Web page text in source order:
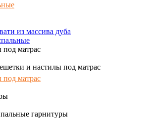
из массива дуба
матрас
и настилы под матрас
матрас
гарнитуры